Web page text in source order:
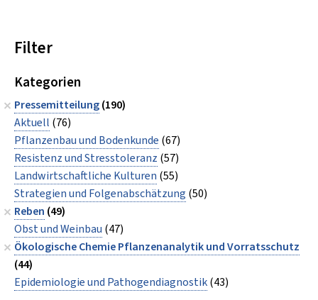
Filter
Kategorien
Pressemitteilung(190)
Aktuell (76)
Pflanzenbau und Bodenkunde (67)
Resistenz und Stresstoleranz (57)
Landwirtschaftliche Kulturen (55)
Strategien und Folgenabschätzung (50)
Reben (49)
Obst und Weinbau (47)
Ökologische Chemie Pflanzenanalytik und Vorratsschutz
(44)
Epidemiologie und Pathogendiagnostik(43)